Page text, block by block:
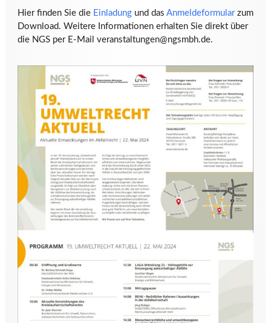
Hier finden Sie die Einladungund das Anmeldeformularzum
Download. Weitere Informationen erhalten Sie direkt über
die NGS per E-Mail veranstaltungen@ngsmbh.de.